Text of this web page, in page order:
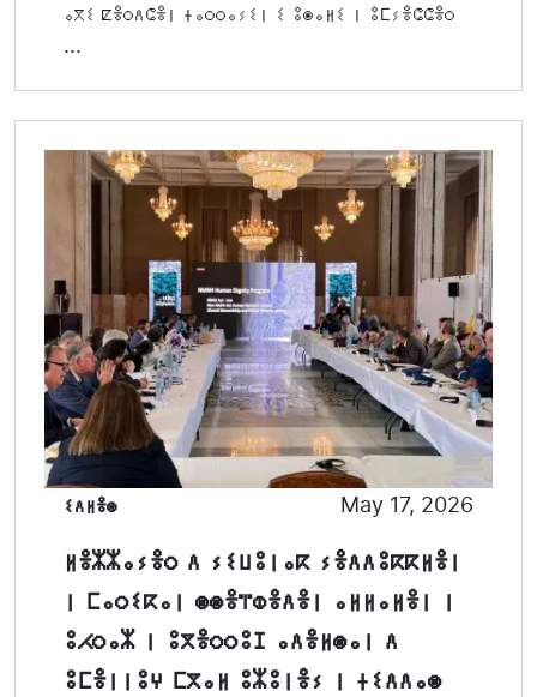
ⴰⴳⵉ ⵇⴻⵔⴷⵛⴻⵏ ⵜⴰⵔⵔⴰⵢⵉⵏ ⵉ ⵓⵙⴰⵍⵉ ⵏ ⵓⵎⵢⴻⵛⵛⴻⵔ
...
ⵉⴷⵍⴻⵙ May 17, 2026
ⵍⴻⵣⵣⴰⵢⴻⵔ ⴷ ⵢⵉⵡⵓⵏⴰⴽ ⵢⴻⴷⴷⵓⴽⴽⵍⴻⵏ
ⵏ ⵎⴰⵔⵉⴽⴰⵏ ⵙⵙⴻⴶⵀⴻⴷⴻⵏ ⴰⵍⵍⴰⵍⴻⵏ ⵏ
ⵓⵃⵔⴰⵣ ⵏ ⵓⴳⴻⵔⵔⵓⵊ ⴰⴷⴻⵍⵙⴰⵏ ⴷ
ⵓⵎⴻⵏⵏⵓⵖ ⵎⴳⴰⵍ ⵓⵣⵓⵏⴻⵢ ⵏ ⵜⵉⴷⴷⴰⵙ